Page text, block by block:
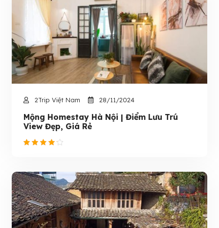
2Trip Việt Nam 28/11/2024
Mộng Homestay Hà Nội | Điểm Lưu Trú
View Đẹp, Giá Rẻ